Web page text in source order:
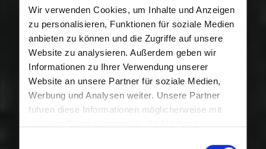
Wir verwenden Cookies, um Inhalte und Anzeigen
zu personalisieren, Funktionen für soziale Medien
anbieten zu können und die Zugriffe auf unsere
Website zu analysieren. Außerdem geben wir
Informationen zu Ihrer Verwendung unserer
Website an unsere Partner für soziale Medien,
Werbung und Analysen weiter. Unsere Partner
führen diese Informationen möglicherweise mit